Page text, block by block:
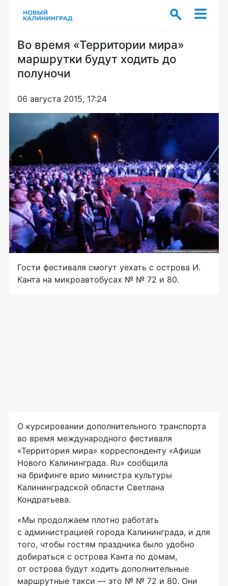
Во время «Территории мира»
маршрутки будут ходить до
полуночи
06 августа 2015, 17:24
Гости фестиваля смогут уехать с острова И.
Канта на микроавтобусах № № 72 и 80.
О курсировании дополнительного транспорта
во время международного фестиваля
«Территория мира» корреспонденту «Афиши
Нового Калининграда. Ru» сообщила
на брифинге врио министра культуры
Калининградской области Светлана
Кондратьева.
«Мы продолжаем плотно работать
с администрацией города Калининграда, и для
того, чтобы гостям праздника было удобно
добираться с острова Канта по домам,
от острова будут ходить дополнительные
маршрутные такси — это № № 72 и 80. Они